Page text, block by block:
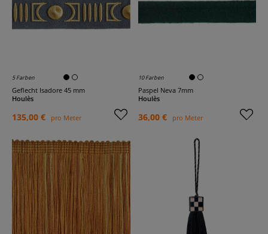
5 Farben
Geflecht Isadore 45 mm
Houlès
135,00 € pro Meter
10 Farben
Paspel Neva 7mm
Houlès
36,00 € pro Meter